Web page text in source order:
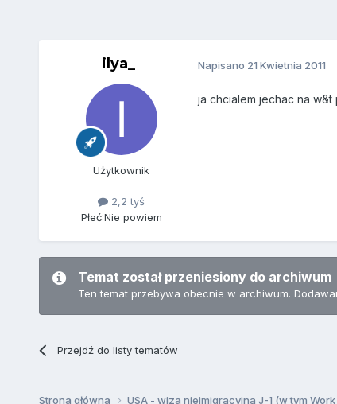
ilya_
Użytkownik
2,2 tyś
Płeć:Nie powiem
Napisano 21 Kwietnia 2011
ja chcialem jechac na
Temat został przeniesiony do archiwum
Ten temat przebywa obecnie w archiwum.
Przejdź do listy tematów
Strona główna USA - wiza nieimigracyjna J-1 (w tym Work